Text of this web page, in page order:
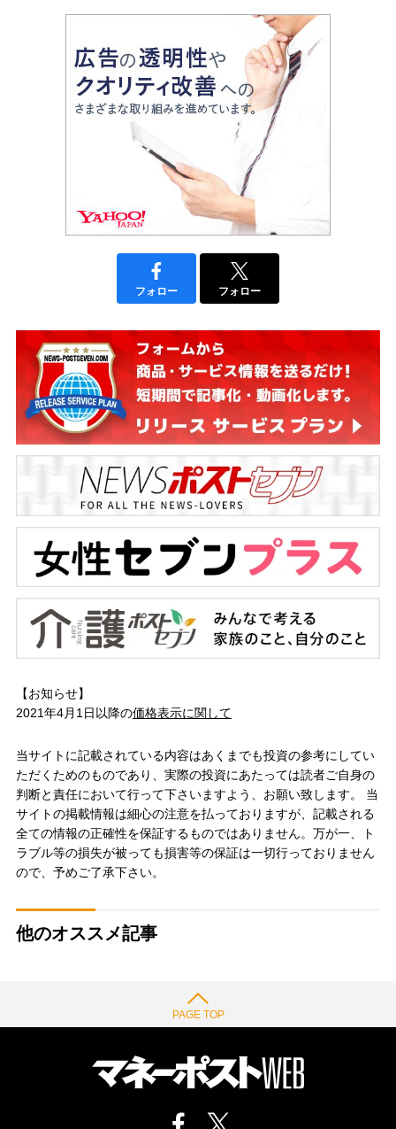
フォロー フォロー
【お知らせ】
2021年4月1日以降の価格表示に関して
当サイトに記載されている内容はあくまでも投資の参考にしてい
ただくためのものであり、実際の投資にあたっては読者ご自身の
判断と責任において行って下さいますよう、お願い致します。 当
サイトの掲載情報は細心の注意を払っておりますが、記載される
全ての情報の正確性を保証するものではありません。万が一、ト
ラブル等の損失が被っても損害等の保証は一切行っておりません
ので、予めご了承下さい。
他のオススメ記事
PAGE TOP